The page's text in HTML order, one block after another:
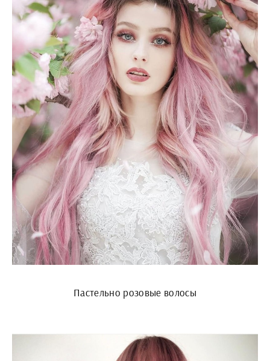
Пастельно розовые волосы